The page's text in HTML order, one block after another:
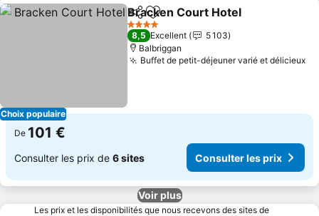
Choix populaire
PartagerAjouter à mes favoris
Bracken Court Hotel
4 Étoiles
8,5 Excellent
5 103
Balbriggan
Buffet de petit-déjeuner varié et délicieux
De 101 €
Consulter les prix de 6 sites Consulter les prix
Voir plus
Les prix et les disponibilités que nous recevons des sites de